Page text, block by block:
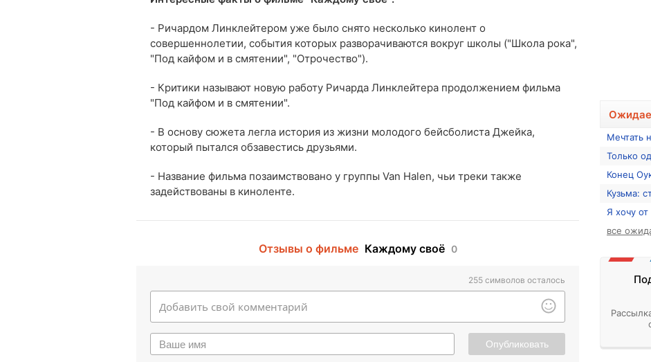
- Ричардом Линклейтером уже было снято несколько кинолент о
совершеннолетии, события которых разворачиваются вокруг школы ("Школа рока",
"Под кайфом и в смятении", "Отрочество").
- Критики называют новую работу Ричарда Линклейтера продолжением фильма
"Под кайфом и в смятении".
- В основу сюжета легла история из жизни молодого бейсболиста Джейка,
который пытался обзавестись друзьями.
- Название фильма позаимствовано у группы Van Halen, чьи треки также
задействованы в киноленте.
Отзывы о фильме Каждому своё 0
255 символов осталось
Опубликовать
Мечтать
Только
Конец
Кузьма:
Я хочу от
все